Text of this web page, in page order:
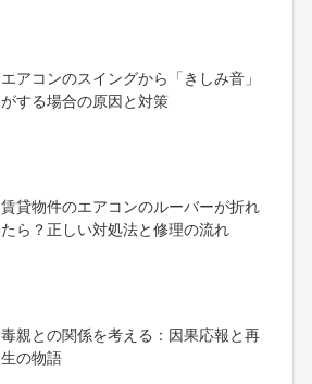
エアコンのスイングから「きしみ音」
がする場合の原因と対策
賃貸物件のエアコンのルーバーが折れ
たら？正しい対処法と修理の流れ
毒親との関係を考える：因果応報と再
生の物語